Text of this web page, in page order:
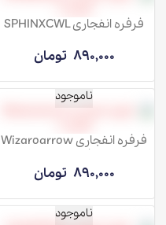
فرفره انفجاری SPHINXCWL
890,000 تومان
ناموجود
فرفره انفجاری Wizaroarrow
890,000 تومان
ناموجود